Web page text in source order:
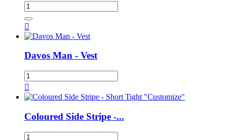

Davos Man - Vest

Coloured Side Stripe -...